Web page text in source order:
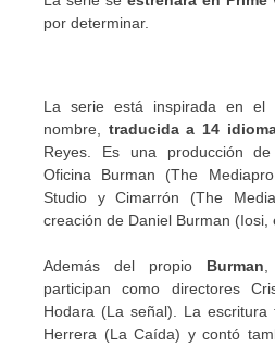
por determinar.
La serie está inspirada en el
nombre, traducida a 14
Reyes. Es una producción
Oficina Burman (The
Studio y Cimarrón (The
creación de Daniel Burman
Además del propio Burman,
participan como directores
Hodara (La señal). La
Herrera (La Caída) y contó